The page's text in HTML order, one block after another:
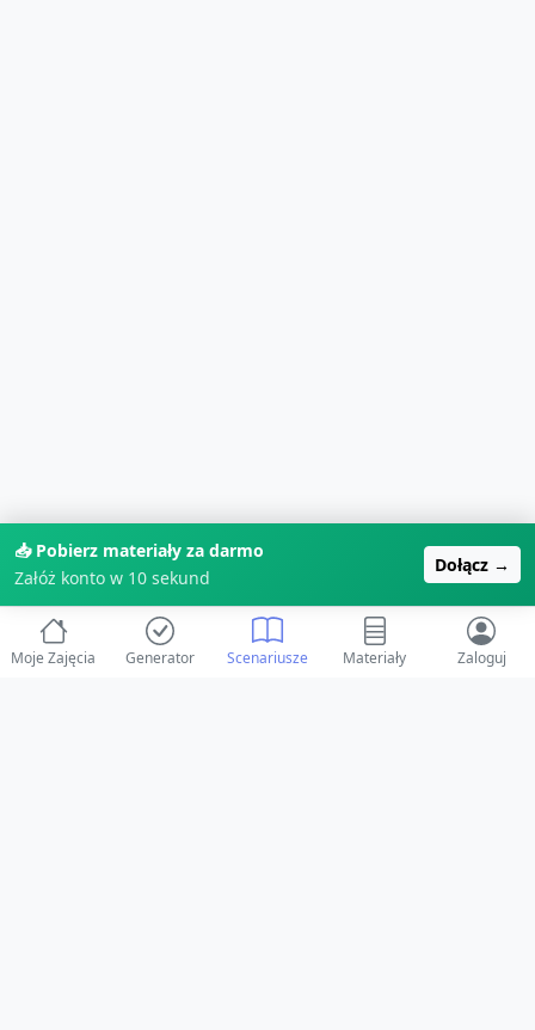
📥 Pobierz materiały za darmo
Załóż konto w 10 sekund
Dołącz →
Moje Zajęcia Generator Scenariusze Materiały Zaloguj